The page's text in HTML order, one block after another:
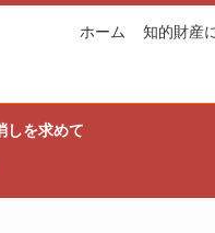
ホーム 知的財産
しを求めて